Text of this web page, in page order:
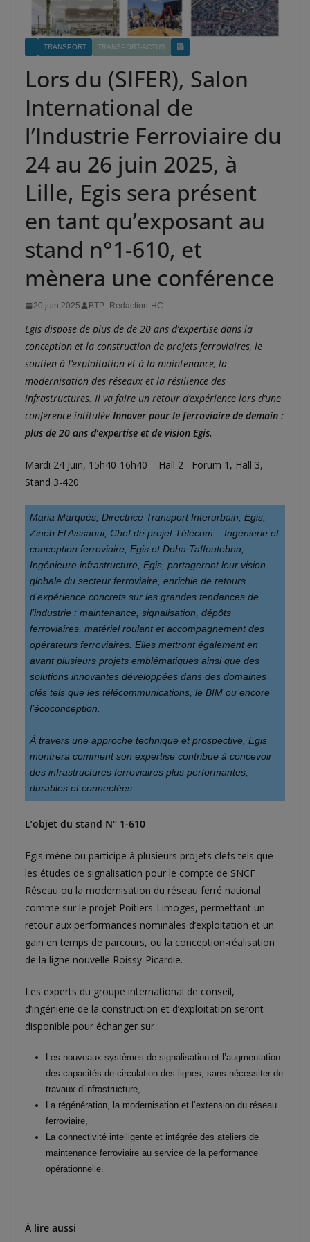
: TRANSPORT TRANSPORT-ACTUS
Lors du (SIFER), Salon
International de
l’Industrie Ferroviaire du
24 au 26 juin 2025, à
Lille, Egis sera présent
en tant qu’exposant au
stand n°1-610, et
mènera une conférence
20 juin 2025 BTP_Redaction-HC
Egis dispose de plus de de 20 ans d’expertise dans la
conception et la construction de projets ferroviaires, le
soutien à l’exploitation et à la maintenance, la
modernisation des réseaux et la résilience des
infrastructures. Il va faire un retour d’expérience lors d’une
conférence intitulée Innover pour le ferroviaire de demain :
plus de 20 ans d’expertise et de vision Egis.
Mardi 24 Juin, 15h40-16h40 – Hall 2 Forum 1, Hall 3,
Stand 3-420
Maria Marqués, Directrice Transport Interurbain, Egis,
Zineb El Aissaoui, Chef de projet Télécom – Ingénierie et
conception ferroviaire, Egis et Doha Taffoutebna,
Ingénieure infrastructure, Egis, partageront leur vision
globale du secteur ferroviaire, enrichie de retours
d’expérience concrets sur les grandes tendances de
l’industrie : maintenance, signalisation, dépôts
ferroviaires, matériel roulant et accompagnement des
opérateurs ferroviaires. Elles mettront également en
avant plusieurs projets emblématiques ainsi que des
solutions innovantes développées dans des domaines
clés tels que les télécommunications, le BIM ou encore
l’écoconception.
À travers une approche technique et prospective, Egis
montrera comment son expertise contribue à concevoir
des infrastructures ferroviaires plus performantes,
durables et connectées.
L’objet du stand N° 1-610
Egis mène ou participe à plusieurs projets clefs tels que
les études de signalisation pour le compte de SNCF
Réseau ou la modernisation du réseau ferré national
comme sur le projet Poitiers-Limoges, permettant un
retour aux performances nominales d’exploitation et un
gain en temps de parcours, ou la conception-réalisation
de la ligne nouvelle Roissy-Picardie.
Les experts du groupe international de conseil,
d’ingénierie de la construction et d’exploitation seront
disponible pour échanger sur :
Les nouveaux systèmes de signalisation et l’augmentation
des capacités de circulation des lignes, sans nécessiter de
travaux d’infrastructure,
La régénération, la modernisation et l’extension du réseau
ferroviaire,
La connectivité intelligente et intégrée des ateliers de
maintenance ferroviaire au service de la performance
opérationnelle.
À lire aussi